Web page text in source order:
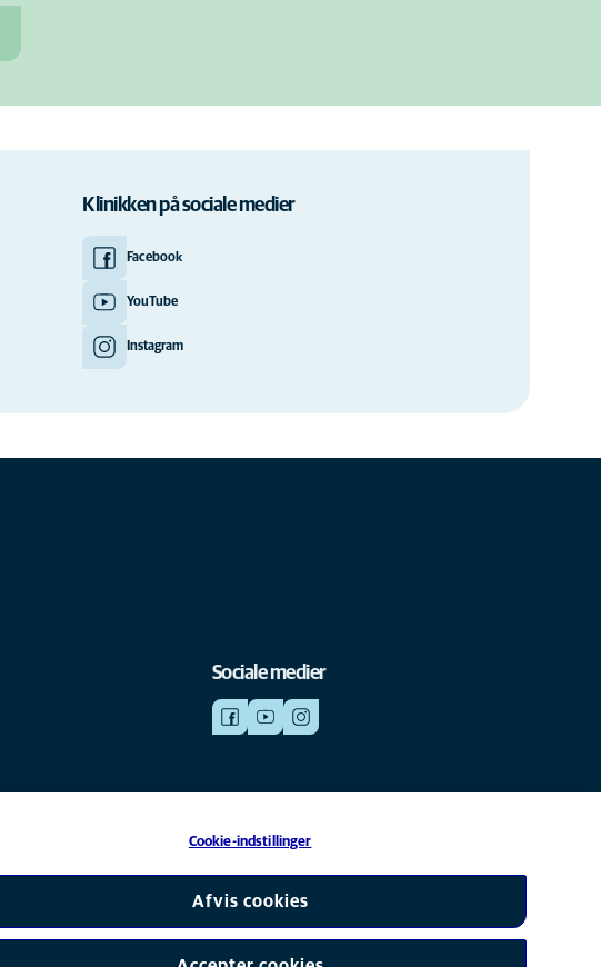
Klinikken på sociale medier
Facebook
YouTube
Instagram
Sociale medier
AniCura er et datterselskab af Mars, Inc © 2026
Cookie-indstillinger
Afvis cookies